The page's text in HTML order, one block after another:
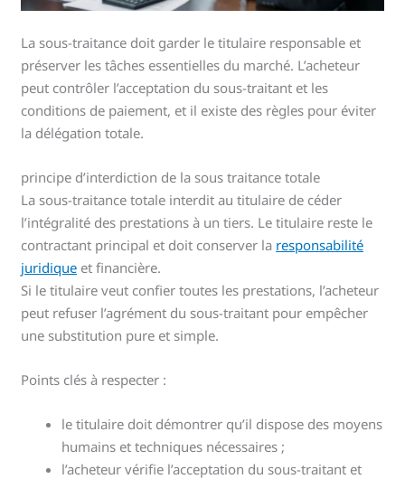
La sous-traitance doit garder le titulaire responsable et
préserver les tâches essentielles du marché. L’acheteur
peut contrôler l’acceptation du sous-traitant et les
conditions de paiement, et il existe des règles pour éviter
la délégation totale.
principe d’interdiction de la sous traitance totale
La sous-traitance totale interdit au titulaire de céder
l’intégralité des prestations à un tiers. Le titulaire reste le
contractant principal et doit conserver la responsabilité
juridique et financière.
Si le titulaire veut confier toutes les prestations, l’acheteur
peut refuser l’agrément du sous-traitant pour empêcher
une substitution pure et simple.
Points clés à respecter :
le titulaire doit démontrer qu’il dispose des moyens
humains et techniques nécessaires ;
l’acheteur vérifie l’acceptation du sous-traitant et